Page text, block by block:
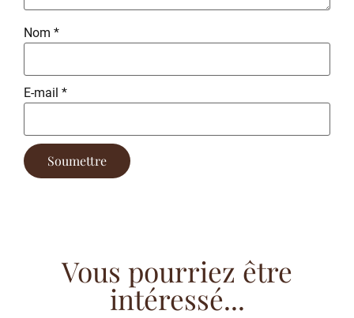
Nom *
E-mail *
Vous pourriez être
intéressé...